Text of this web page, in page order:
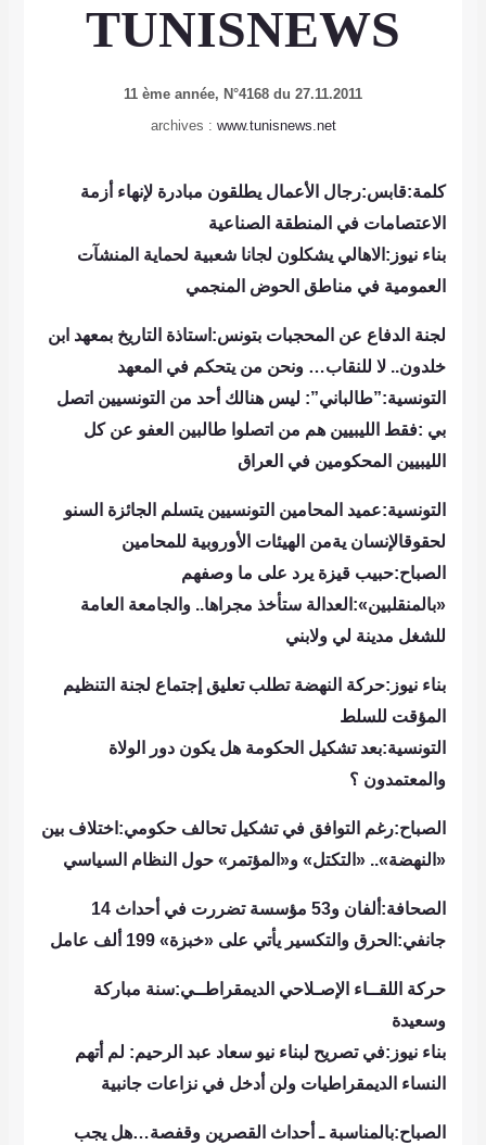
TUNISNEWS
11 ème année, N°4168 du 27.11.2011
archives : www.tunisnews.net
كلمة:قابس:رجال الأعمال يطلقون مبادرة لإنهاء أزمة
الاعتصامات في المنطقة الصناعية
بناء نيوز:الاهالي يشكلون لجانا شعبية لحماية المنشآت
العمومية في مناطق الحوض المنجمي
لجنة الدفاع عن المحجبات بتونس:استاذة التاريخ بمعهد ابن
خلدون.. لا للنقاب… ونحن من يتحكم في المعهد
التونسية:”طالباني”: ليس هنالك أحد من التونسيين اتصل
بي :فقط الليبيين هم من اتصلوا طالبين العفو عن كل
الليبيين المحكومين في العراق
التونسية:عميد المحامين التونسيين يتسلم الجائزة السنو
لحقوقالإنسان يةمن الهيئات الأوروبية للمحامين
الصباح:حبيب قيزة يرد على ما وصفهم
«بالمنقلبين»:العدالة ستأخذ مجراها.. والجامعة العامة
للشغل مدينة لي ولابني
بناء نيوز:حركة النهضة تطلب تعليق إجتماع لجنة التنظيم
المؤقت للسلط
التونسية:بعد تشكيل الحكومة هل يكون دور الولاة
والمعتمدون ؟
الصباح:رغم التوافق في تشكيل تحالف حكومي:اختلاف بين
«النهضة».. «التكتل» و«المؤتمر» حول النظام السياسي
الصحافة:ألفان و53 مؤسسة تضررت في أحداث 14
جانفي:الحرق والتكسير يأتي على «خبزة» 199 ألف عامل
حركة اللقــاء الإصـلاحي الديمقراطــي:سنة مباركة
وسعيدة
بناء نيوز:في تصريح لبناء نيو سعاد عبد الرحيم: لم أتهم
النساء الديمقراطيات ولن أدخل في نزاعات جانبية
الصباح:بالمناسبة ـ أحداث القصرين وقفصة…هل يجب